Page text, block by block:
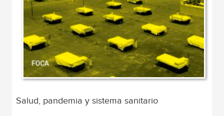
Salud, pandemia y sistema sanitario